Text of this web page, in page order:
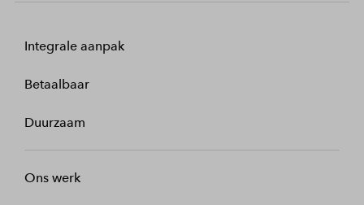
Integrale aanpak
Betaalbaar
Duurzaam
Ons werk